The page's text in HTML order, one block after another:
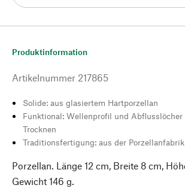
Produktinformation
Artikelnummer 217865
Solide: aus glasiertem Hartporzellan
Funktional: Wellenprofil und Abflusslöcher
Trocknen
Traditionsfertigung: aus der
Porzellan. Länge 12 cm, Breite 8 cm,
Gewicht 146 g.